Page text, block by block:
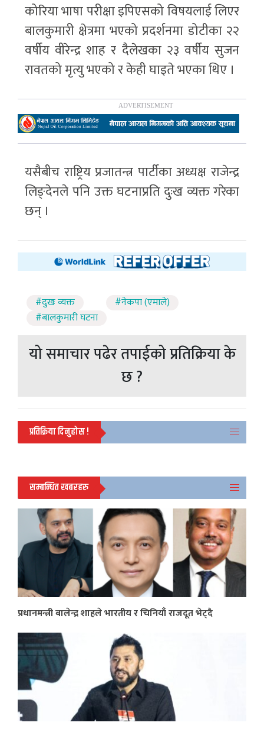
कोरिया भाषा परीक्षा इपिएसको विषयलाई लिएर
बालकुमारी क्षेत्रमा भएको प्रदर्शनमा डोटीका २२
वर्षीय वीरेन्द्र शाह र दैलेखका २३ वर्षीय सुजन
रावतको मृत्यु भएको र केही घाइते भएका थिए ।
यसैबीच राष्ट्रिय प्रजातन्त्र पार्टीका अध्यक्ष राजेन्द्र
लिङ्देनले पनि उक्त घटनाप्रति दुःख व्यक्त गरेका
छन् ।
#दुखः व्यक्त
#नेकपा (एमाले)
#बालकुमारी घटना
यो समाचार पढेर तपाईको प्रतिक्रिया के
छ ?
प्रतिक्रिया दिनुहोस !
सम्बन्धित खबरहरु
प्रधानमन्त्री बालेन्द्र शाहले भारतीय र चिनियाँ राजदूत भेट्दै